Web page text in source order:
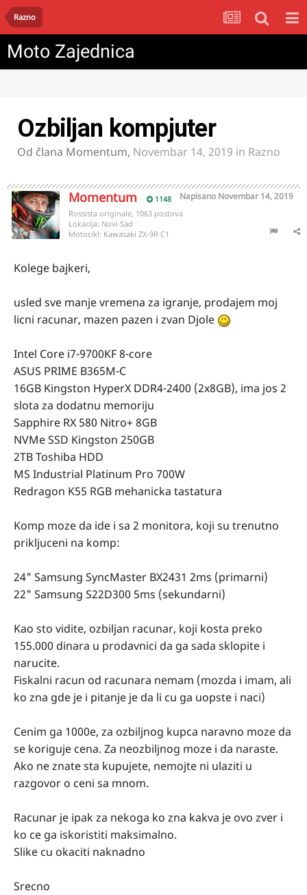
Razno
Moto Zajednica
Ozbiljan kompjuter
Od člana Momentum, Novembar 14, 2019 in Razno
Momentum 1148 Napisano Novembar 14, 2019
Rossista originale, 1063 postova
Lokacija: Novi Sad
Motocikl: Kawasaki ZX-9R C1
Kolege bajkeri,
usled sve manje vremena za igranje, prodajem moj
licni racunar, mazen pazen i zvan Djole
Intel Core i7-9700KF 8-core
ASUS PRIME B365M-C
16GB Kingston HyperX DDR4-2400 (2x8GB), ima jos 2
slota za dodatnu memoriju
Sapphire RX 580 Nitro+ 8GB
NVMe SSD Kingston 250GB
2TB Toshiba HDD
MS Industrial Platinum Pro 700W
Redragon K55 RGB mehanicka tastatura
Komp moze da ide i sa 2 monitora, koji su trenutno
prikljuceni na komp:
24" Samsung SyncMaster BX2431 2ms (primarni)
22" Samsung S22D300 5ms (sekundarni)
Kao sto vidite, ozbiljan racunar, koji kosta preko
155.000 dinara u prodavnici da ga sada sklopite i
narucite.
Fiskalni racun od racunara nemam (mozda i imam, ali
ko zna gde je i pitanje je da li cu ga uopste i naci)
Cenim ga 1000e, za ozbiljnog kupca naravno moze da
se koriguje cena. Za neozbiljnog moze i da naraste.
Ako ne znate sta kupujete, nemojte ni ulaziti u
razgovor o ceni sa mnom.
Racunar je ipak za nekoga ko zna kakva je ovo zver i
ko ce ga iskoristiti maksimalno.
Slike cu okaciti naknadno
Srecno